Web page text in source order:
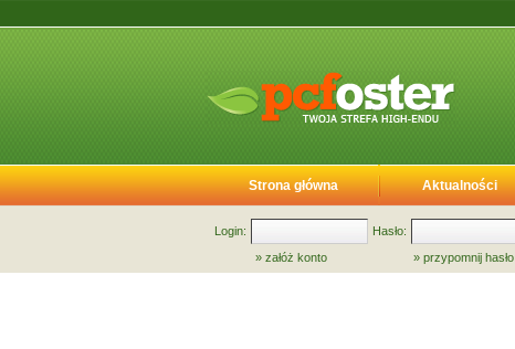
Strona główna Aktualności
Login:
Hasło:
» załóż konto » przypomnij hasło